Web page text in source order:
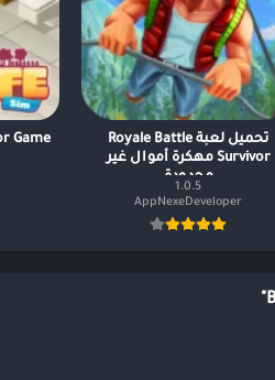
تحميل لعبة Royale Battle
Survivor مهكرة أموال غير
محدودة
1.0.5
AppNexeDeveloper
Game